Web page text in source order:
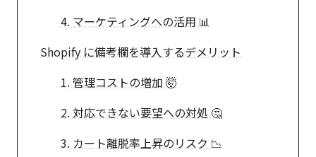
4. マーケティングへの活用 📊
Shopify に備考欄を導入するデメリット
1. 管理コストの増加 🤯
2. 対応できない要望への対処 🤔
3. カート離脱率上昇のリスク 📉